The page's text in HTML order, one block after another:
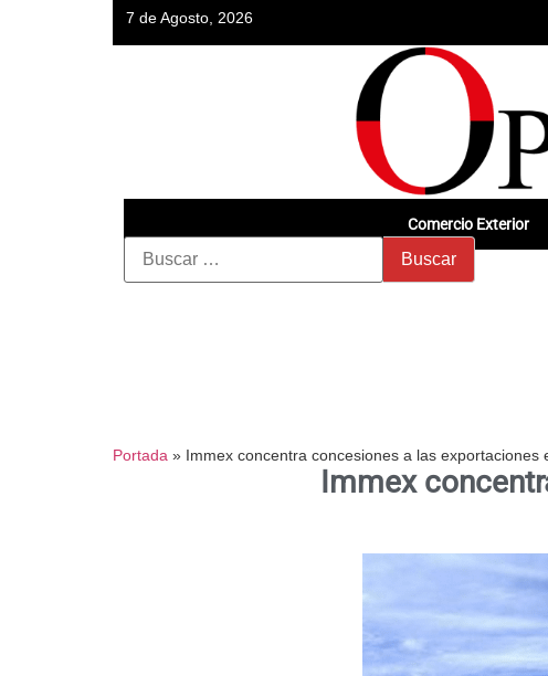
7 de Agosto, 2026
Comercio Exterior
Portada » Immex concentra concesiones a las exportaciones
Immex